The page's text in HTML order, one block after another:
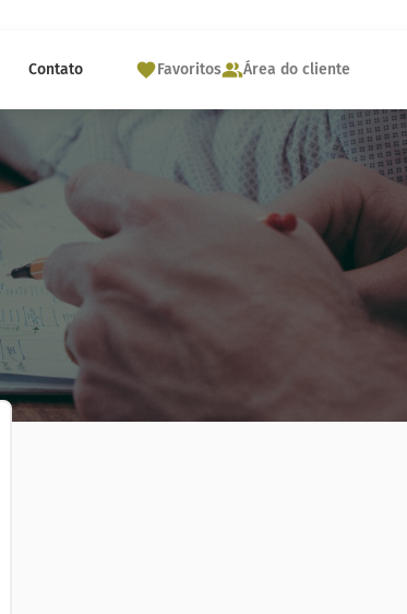
Contato Favoritos Área do cliente